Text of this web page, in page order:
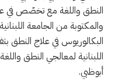
النطق واللغة مع تخصّص في
اللبنانية لمعالجي النطق واللغة
أبوظبي.